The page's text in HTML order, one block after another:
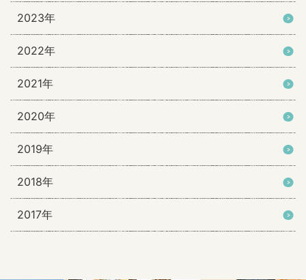
2023年
2022年
2021年
2020年
2019年
2018年
2017年